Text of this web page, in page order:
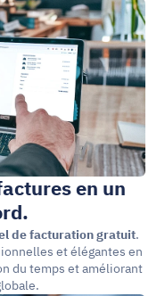
en un
de facturation gratuit.
et élégantes en
du temps et améliorant